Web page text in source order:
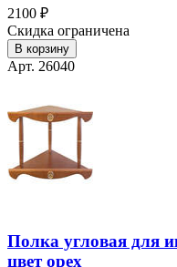
2100 ₽
Скидка ограничена
В корзину
Арт. 26040
Полка угловая для
цвет орех